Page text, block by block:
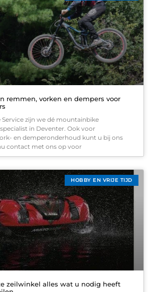
remmen, vorken en dempers voor
Service zijn we dé mountainbike
in Deventer. Ook voor
en demperonderhoud kunt u bij ons
contact met ons op voor
HOBBY EN VRIJE TIJD
zeilwinkel alles wat u nodig heeft